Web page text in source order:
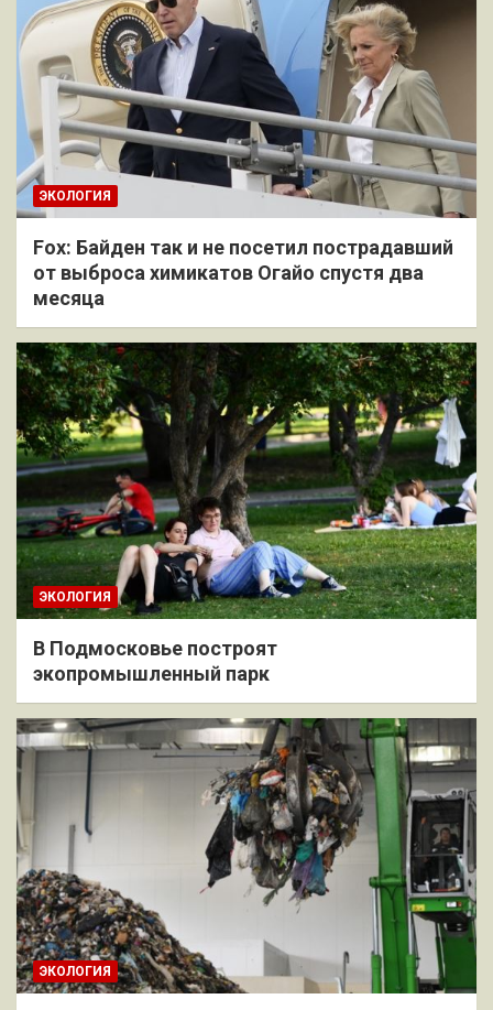
ЭКОЛОГИЯ
Fox: Байден так и не посетил пострадавший
от выброса химикатов Огайо спустя два
месяца
ЭКОЛОГИЯ
В Подмосковье построят
экопромышленный парк
ЭКОЛОГИЯ